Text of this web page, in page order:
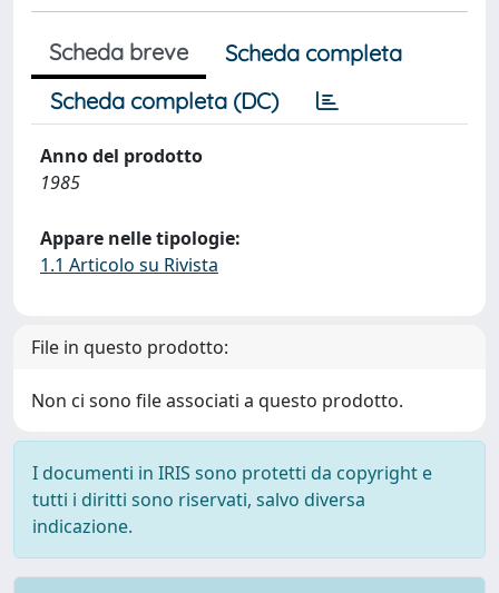
Scheda breve
Scheda completa
Scheda completa (DC)
Anno del prodotto
1985
Appare nelle tipologie:
1.1 Articolo su Rivista
File in questo prodotto:
Non ci sono file associati a questo prodotto.
I documenti in IRIS sono protetti da copyright e
tutti i diritti sono riservati, salvo diversa
indicazione.